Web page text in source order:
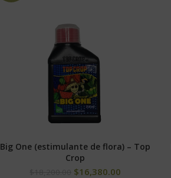
SELECCIONAR OPCIONES
Big One (estimulante de flora) – Top
Crop
$16,380.00